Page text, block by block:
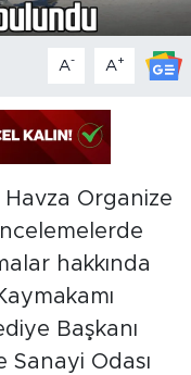
A- A+
Havza Organize
hakkında
Başkanı
Sanayi Odası